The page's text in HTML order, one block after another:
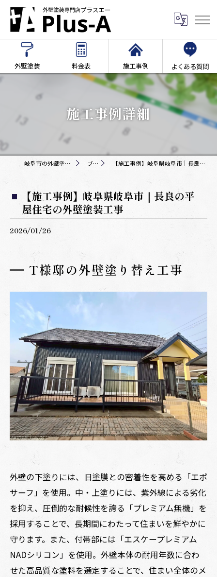
外壁塗装 料金表 施工事例 よくある質問
施工事例詳細
岐阜市の外壁塗装専門店Plus-A ブログ 【施工事例】岐阜県岐阜市｜長良の平屋住宅の外壁塗装工事
【施工事例】岐阜県岐阜市｜長良の平
屋住宅の外壁塗装工事
2026/01/26
T様邸の外壁塗り替え工事
外壁の下塗りには、旧塗膜との密着性を高める「エポ
サーフ」を使用。中・上塗りには、紫外線による劣化
を抑え、圧倒的な耐候性を誇る「プレミアム無機」を
採用することで、長期間にわたって住まいを鮮やかに
守ります。また、付帯部には「エスケープレミアム
NADシリコン」を使用。外壁本体の耐用年数に合わ
せた高品質な塗料を選定することで、住まい全体のメ